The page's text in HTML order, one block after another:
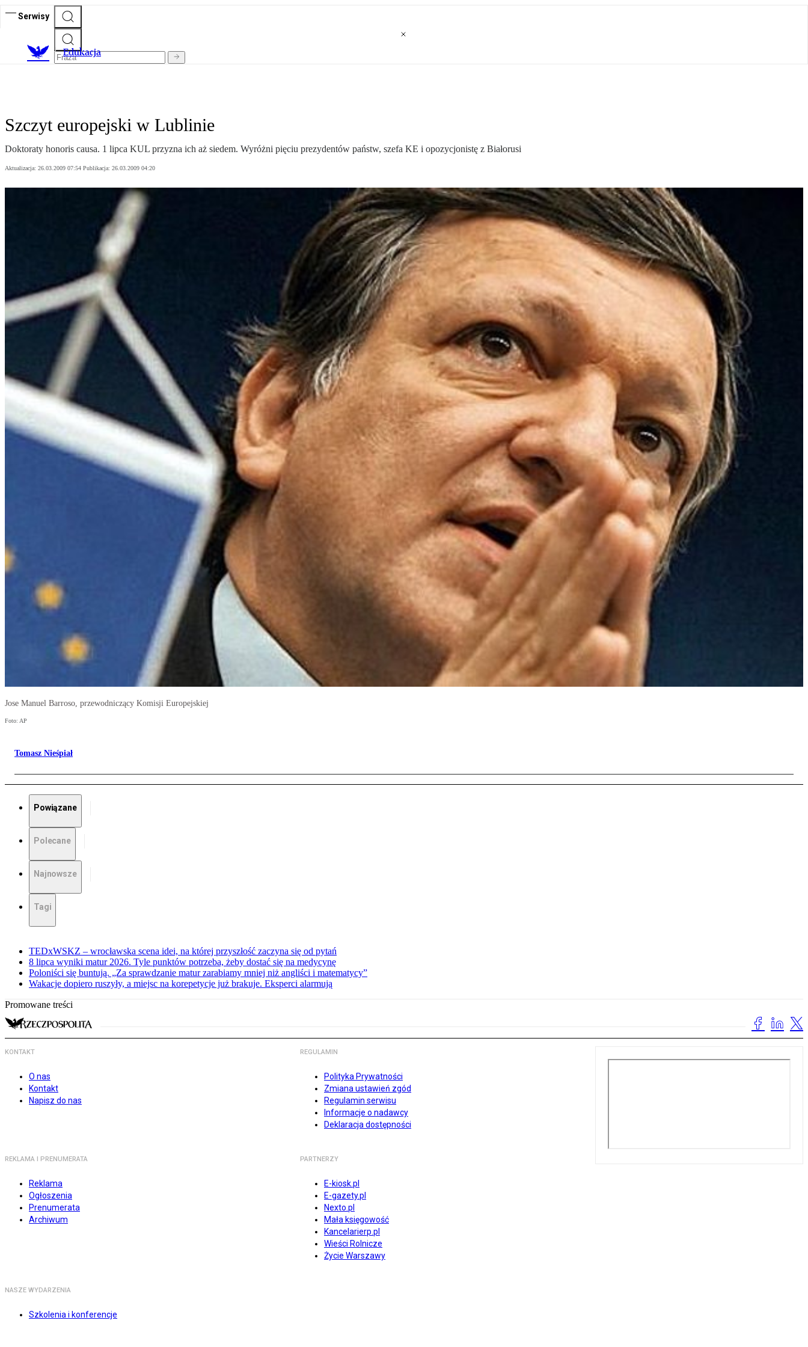
Serwisy
Edukacja
Szczyt europejski w Lublinie
Doktoraty honoris causa. 1 lipca KUL przyzna ich aż siedem. Wyróżni pięciu prezydentów państw, szefa KE i opozycjonistę z Białorusi
Aktualizacja: 26.03.2009 07:54 Publikacja: 26.03.2009 04:20
Jose Manuel Barroso, przewodniczący Komisji Europejskiej
Foto: AP
Tomasz Nieśpiał
Powiązane
Polecane
Najnowsze
Tagi
TEDxWSKZ – wrocławska scena idei, na której przyszłość zaczyna się od pytań
8 lipca wyniki matur 2026. Tyle punktów potrzeba, żeby dostać się na medycynę
Poloniści się buntują. „Za sprawdzanie matur zarabiamy mniej niż angliści i matematycy”
Wakacje dopiero ruszyły, a miejsc na korepetycje już brakuje. Eksperci alarmują
Promowane treści
KONTAKT
O nas
Kontakt
Napisz do nas
REGULAMIN
Polityka Prywatności
Zmiana ustawień zgód
Regulamin serwisu
Informacje o nadawcy
Deklaracja dostępności
REKLAMA I PRENUMERATA
Reklama
Ogłoszenia
Prenumerata
Archiwum
PARTNERZY
E-kiosk.pl
E-gazety.pl
Nexto.pl
Mała księgowość
Kancelarierp.pl
Wieści Rolnicze
Życie Warszawy
NASZE WYDARZENIA
Szkolenia i konferencje